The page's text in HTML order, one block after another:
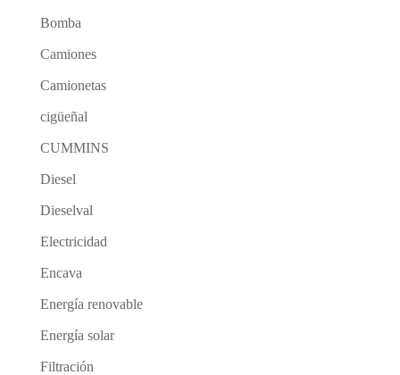
Bomba
Camiones
Camionetas
cigüeñal
CUMMINS
Diesel
Dieselval
Electricidad
Encava
Energía renovable
Energía solar
Filtración